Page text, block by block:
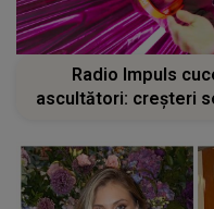
Radio Impuls
ascultători: creșteri